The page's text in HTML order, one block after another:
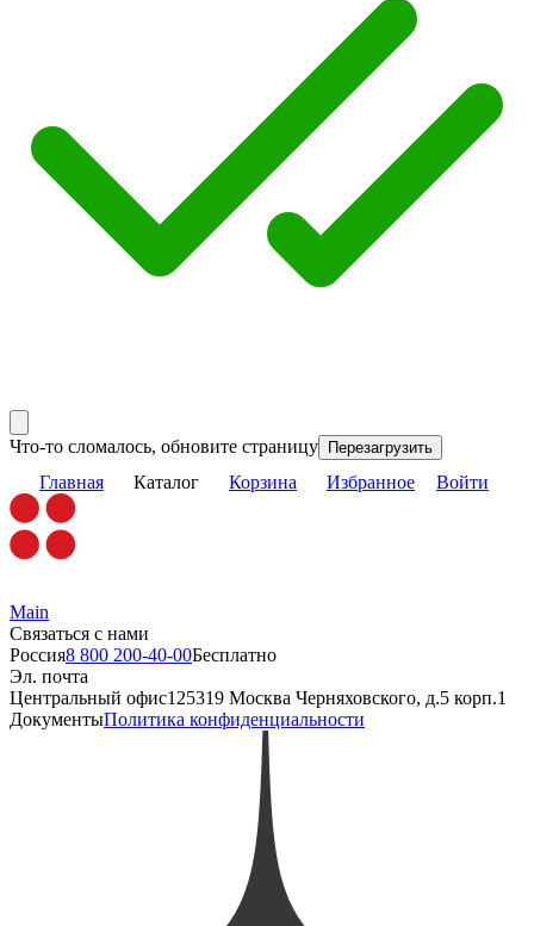
Что-то сломалось, обновите страницу Перезагрузить
Главная Каталог Корзина Избранное Войти
Main
Связаться с нами
Россия8 800 200-40-00Бесплатно
Эл. почта
Центральный офис125319 Москва Черняховского, д.5 корп.1
ДокументыПолитика конфиденциальности